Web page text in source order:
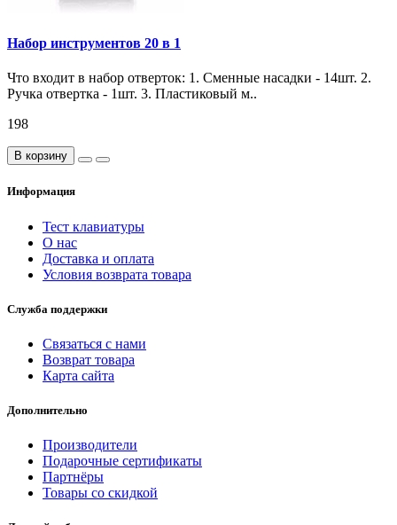
Набор инструментов 20 в 1
Что входит в набор отверток: 1. Сменные насадки - 14шт. 2.
Ручка отвертка - 1шт. 3. Пластиковый м..
198
В корзину
Информация
Тест клавиатуры
О нас
Доставка и оплата
Условия возврата товара
Служба поддержки
Связаться с нами
Возврат товара
Карта сайта
Дополнительно
Производители
Подарочные сертификаты
Партнёры
Товары со скидкой